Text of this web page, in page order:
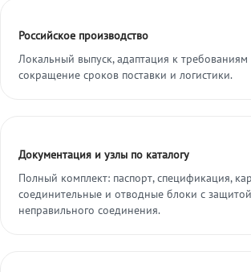
Российское производство
Локальный выпуск, адаптация к требованиям
сокращение сроков поставки и логистики.
Документация и узлы по каталогу
Полный комплект: паспорт, спецификация,
соединительные и отводные блоки с
неправильного соединения.